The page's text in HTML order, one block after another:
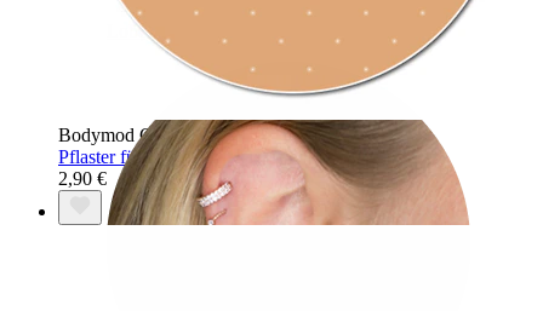
Lobe
Bodymod Care
Pflaster für Dermal Anchor
2,90 €